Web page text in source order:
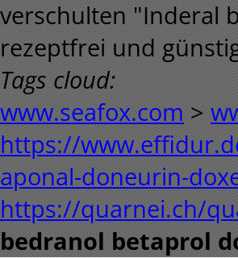
verschulten "Inderal
rezeptfrei und
Tags cloud:
www.seafox.com >
https://
aponal-doneurin-
https://quarnei.ch/
bedranol betaprol